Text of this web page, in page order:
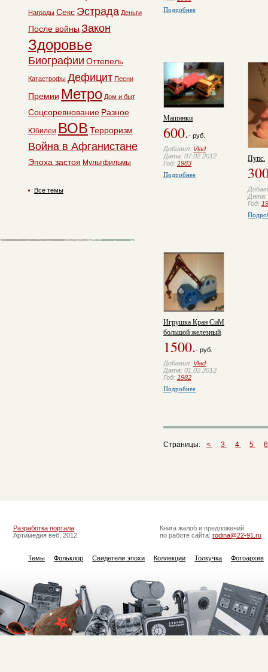
Подробнее
Машинки
600.- руб.
Добавил: Vlad
Дата: 07.02.2012
Год: 1983
Подробнее
Пупс.
Дата:
Год:
Игрушка Кран СиМ
большой железный
1500.- руб.
Добавил: Vlad
Дата: 01.02.2012
Год: 1982
Подробнее
Страницы: < 3 4 5
Награды Секс Эстрада Деньги
После войны Закон
Здоровье
Биографии Оттепель
Катастрофы Дефицит Песни
Премии Метро Дом и быт
Соцсоревнование Разное
Юбилеи ВОВ Терроризм
Война в Афганистане
Эпоха застоя Мультфильмы
Все темы
Разработка портала
Артимедия веб, 2012
Книга жалоб и предложений
по работе сайта: rodina@22-91.ru
Темы Фольклор Свидетели эпохи Коллекции Толкучка Фотоархив